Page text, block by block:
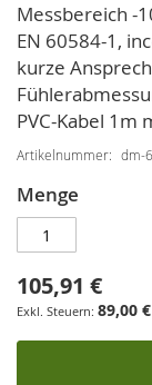
Messbereich -
EN 60584-1,
kurze
PVC-Kabel 1m
Artikelnummer dm-
Menge
105,91 €
89,00 €